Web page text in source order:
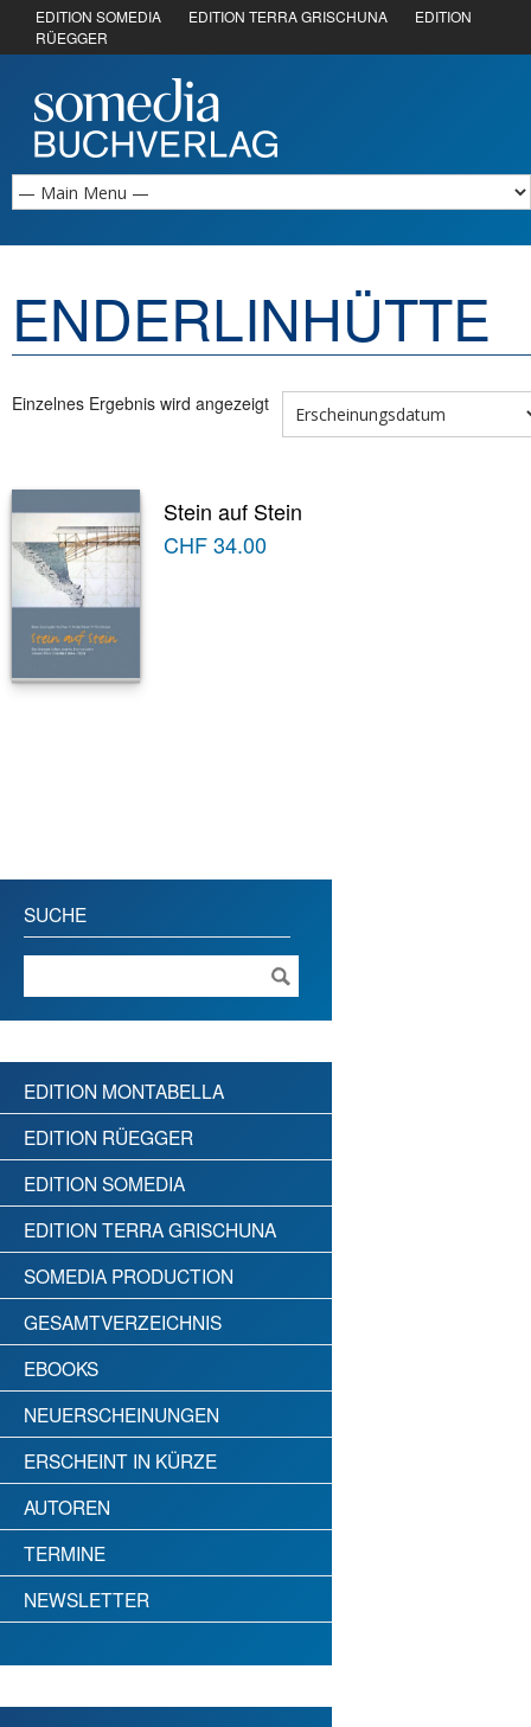
EDITION SOMEDIA EDITION TERRA GRISCHUNA
EDITION
RÜEGGER
ENDERLINHÜTTE
Einzelnes Ergebnis wird angezeigt
Stein auf Stein
CHF34.00
SUCHE
EDITION MONTABELLA
EDITION RÜEGGER
EDITION SOMEDIA
EDITION TERRA GRISCHUNA
SOMEDIA PRODUCTION
GESAMTVERZEICHNIS
EBOOKS
NEUERSCHEINUNGEN
ERSCHEINT IN KÜRZE
AUTOREN
TERMINE
NEWSLETTER